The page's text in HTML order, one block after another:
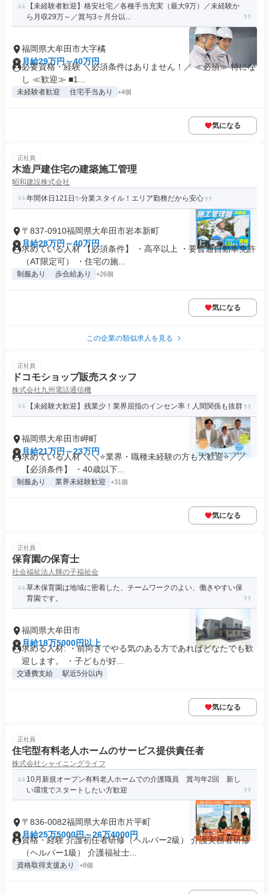
【未経験者歓迎】格安社宅／各種手当充実（最大9万）／未経験か
ら月収29万～／賞与3ヶ月分以...
福岡県大牟田市大字橘
月給29万円～40万円
必要資格・経験 ＼必須条件はありません！／ ≪必須≫ 特にな
し ≪歓迎≫ ■1...
未経験者歓迎 住宅手当あり +4個
気になる
正社員
木造戸建住宅の建築施工管理
昭和建設株式会社
年間休日121日✨分業スタイル！エリア勤務だから安心
〒837-0910福岡県大牟田市岩本新町
月給28万円～40万円
求めている人材 【必須条件】 ・高卒以上 ・要普通自動車免許
（AT限定可） ・住宅の施...
制服あり 歩合給あり +26個
気になる
この企業の類似求人を見る
正社員
ドコモショップ販売スタッフ
株式会社九州電話通信機
【未経験大歓迎】残業少！業界屈指のインセン率！人間関係も抜群
福岡県大牟田市岬町
月給21万円～23万円
求めている人材 ＼＼⭐業界・職種未経験の方も大歓迎⭐／／
【必須条件】 ・40歳以下...
制服あり 業界未経験歓迎 +31個
気になる
正社員
保育園の保育士
社会福祉法人輝の子福祉会
草木保育園は地域に密着した、チームワークのよい、働きやすい保
育園です。
福岡県大牟田市
月給18万5000円以上
求める人材: ・前向きでやる気のある方であればどなたでも歓
迎します。 ・子どもが好...
交通費支給 駅近5分以内
気になる
正社員
住宅型有料老人ホームのサービス提供責任者
株式会社シャイニングライフ
10月新規オープン有料老人ホームでの介護職員 賞与年2回 新し
い環境でスタートしたい方歓迎
〒836-0082福岡県大牟田市片平町
月給25万5000円～26万4000円
資格・経験 介護初任者研修（ヘルパー2級） 介護実務者研修
（ヘルパー1級） 介護福祉士...
資格取得支援あり +8個